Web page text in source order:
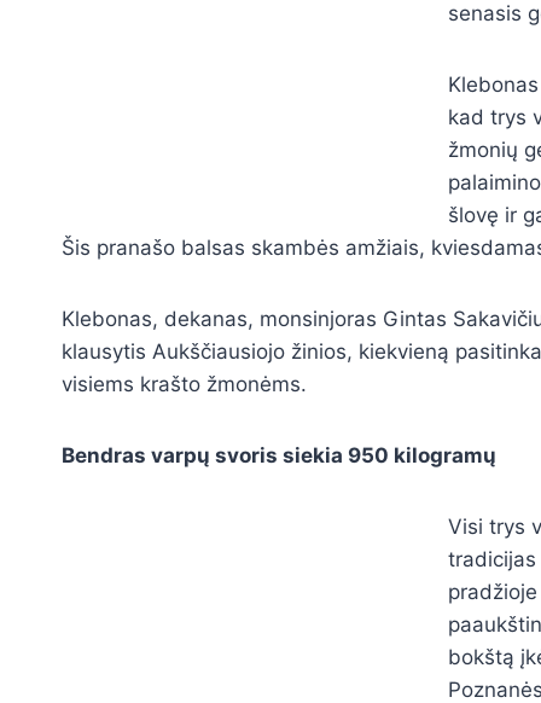
senasis
kad trys
žmonių
šlovę ir
Šis pranašo balsas skambės amžiais,
Klebonas, dekanas, monsinjoras Gintas
klausytis Aukščiausiojo žinios, kiekvieną
visiems krašto žmonėms.
Bendras varpų svoris siekia 950 kilogramų
Visi trys
tradicijas
bokštą